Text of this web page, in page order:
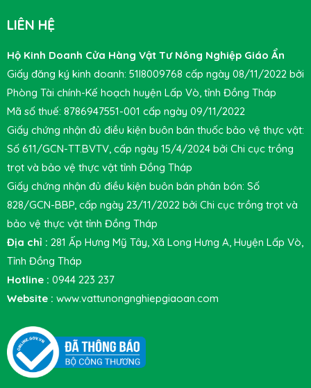
LIÊN HỆ
Hộ Kinh Doanh Cửa Hàng Vật Tư Nông Nghiệp Giáo Ẩn
Giấy đăng ký kinh doanh: 51I8009768 cấp ngày 08/11/2022 bởi
Phòng Tài chính-Kế hoạch huyện Lấp Vò, tỉnh Đồng Tháp
Mã số thuế: 8786947551-001 cấp ngày 09/11/2022
Giấy chứng nhận đủ điều kiện buôn bán thuốc bảo vệ thực vật:
Số 611/GCN-TT.BVTV, cấp ngày 15/4/2024 bởi Chi cục trồng
trọt và bảo vệ thực vật tỉnh Đồng Tháp
Giấy chứng nhận đủ điều kiện buôn bán phân bón: Số
828/GCN-BBP, cấp ngày 23/11/2022 bởi Chi cục trồng trọt và
bảo vệ thực vật tỉnh Đồng Tháp
Địa chỉ : 281 Ấp Hưng Mỹ Tây, Xã Long Hưng A, Huyện Lấp Vò,
Tỉnh Đồng Tháp
Hotline : 0944 223 237
Website : www.vattunongnghiepgiaoan.com